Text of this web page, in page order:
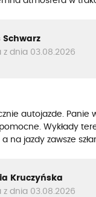
Schwarz
z dnia 03.08.2026
autojazde. Panie
Wykłady
na jazdy zawsze
Kruczyńska
z dnia 03.08.2026